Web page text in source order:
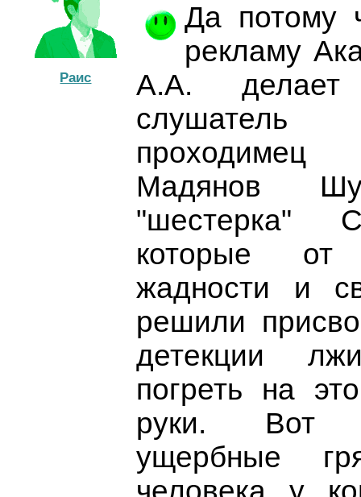
Раис
Да потому
рекламу
А.А.
Мадянов
"шестерка"
которые
жадности и
решили
детекции
погреть на
руки. Вот
ущербные